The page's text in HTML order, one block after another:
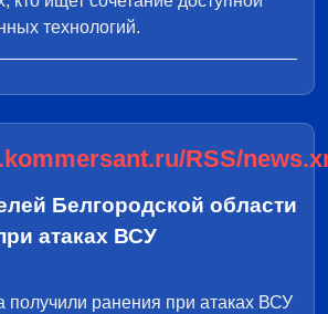
технологий.
RSS/
Белгородской области
атаках ВСУ
получили ранения при атаках ВСУ